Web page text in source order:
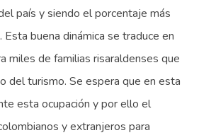
país y siendo el porcentaje más
buena dinámica se traduce en
miles de familias risaraldenses que
del turismo. Se espera que en esta
esta ocupación y por ello el
y extranjeros para